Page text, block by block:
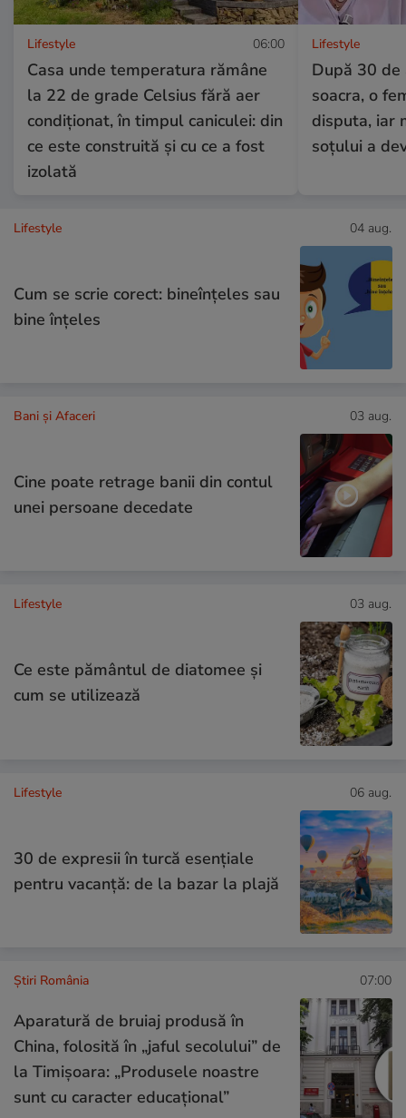
Lifestyle 06:00
Casa unde temperatura rămâne
la 22 de grade Celsius fără aer
condiționat, în timpul caniculei: din
ce este construită și cu ce a fost
izolată
Lifestyle
După 30 de
soacra, o
disputa, iar
soțului a
Lifestyle 04 aug.
Cum se scrie corect: bineînțeles sau
bine înțeles
Bani și Afaceri 03 aug.
Cine poate retrage banii din contul
unei persoane decedate
Lifestyle 03 aug.
Ce este pământul de diatomee și
cum se utilizează
Lifestyle 06 aug.
30 de expresii în turcă esențiale
pentru vacanță: de la bazar la plajă
Știri România 07:00
Aparatură de bruiaj produsă în
China, folosită în „jaful secolului” de
la Timișoara: „Produsele noastre
sunt cu caracter educațional”